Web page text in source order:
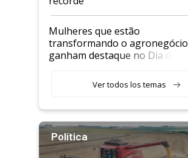
Mulheres que estão
transformando o agronegócio
ganham destaque no Dia do
Ver todos los temas
Política